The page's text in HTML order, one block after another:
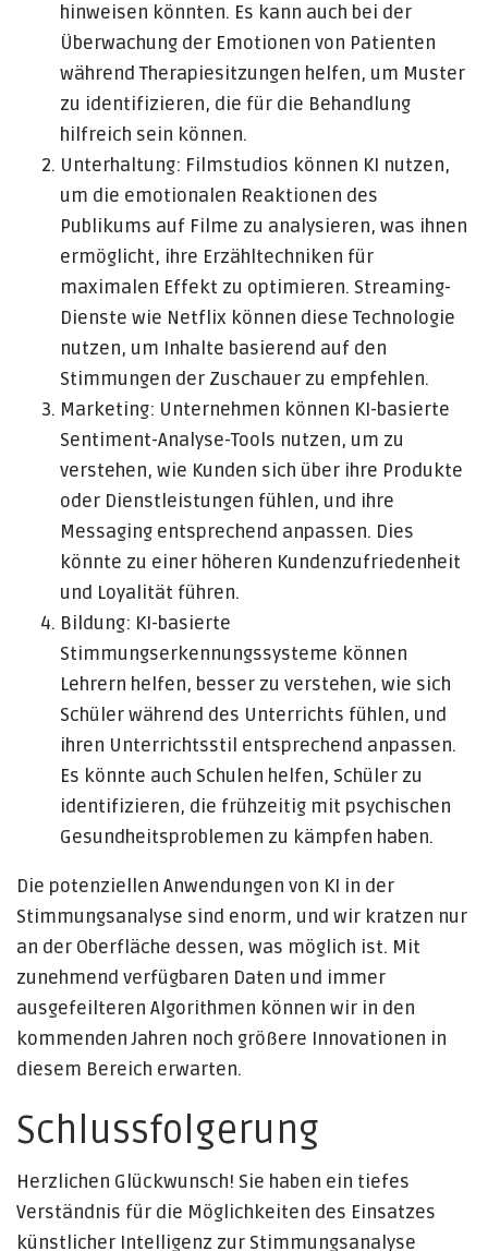
hinweisen könnten. Es kann auch bei der
Überwachung der Emotionen von Patienten
während Therapiesitzungen helfen, um Muster
zu identifizieren, die für die Behandlung
hilfreich sein können.
Unterhaltung: Filmstudios können KI nutzen,
um die emotionalen Reaktionen des
Publikums auf Filme zu analysieren, was ihnen
ermöglicht, ihre Erzähltechniken für
maximalen Effekt zu optimieren. Streaming-
Dienste wie Netflix können diese Technologie
nutzen, um Inhalte basierend auf den
Stimmungen der Zuschauer zu empfehlen.
Marketing: Unternehmen können KI-basierte
Sentiment-Analyse-Tools nutzen, um zu
verstehen, wie Kunden sich über ihre Produkte
oder Dienstleistungen fühlen, und ihre
Messaging entsprechend anpassen. Dies
könnte zu einer höheren Kundenzufriedenheit
und Loyalität führen.
Bildung: KI-basierte
Stimmungserkennungssysteme können
Lehrern helfen, besser zu verstehen, wie sich
Schüler während des Unterrichts fühlen, und
ihren Unterrichtsstil entsprechend anpassen.
Es könnte auch Schulen helfen, Schüler zu
identifizieren, die frühzeitig mit psychischen
Gesundheitsproblemen zu kämpfen haben.
Die potenziellen Anwendungen von KI in der
Stimmungsanalyse sind enorm, und wir kratzen nur
an der Oberfläche dessen, was möglich ist. Mit
zunehmend verfügbaren Daten und immer
ausgefeilteren Algorithmen können wir in den
kommenden Jahren noch größere Innovationen in
diesem Bereich erwarten.
Schlussfolgerung
Herzlichen Glückwunsch! Sie haben ein tiefes
Verständnis für die Möglichkeiten des Einsatzes
künstlicher Intelligenz zur Stimmungsanalyse